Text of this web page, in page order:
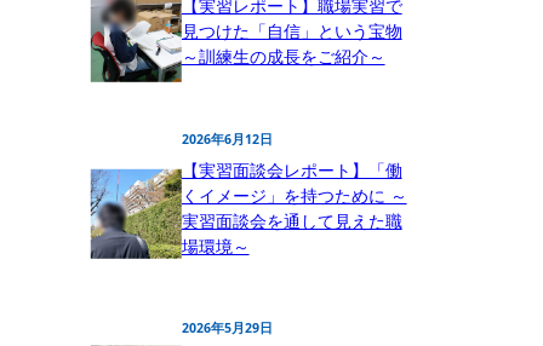
【実習レポート】職場実習で
見つけた「自信」という宝物
～訓練生の成長をご紹介～
2026年6月12日
【実習面談会レポート】「働
くイメージ」を持つために ～
実習面談会を通して見えた職
場環境～
2026年5月29日